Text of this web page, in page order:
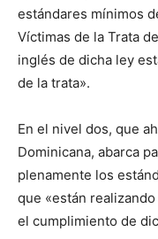
estándares mínimos
Víctimas de la Trata
inglés de dicha ley
de la trata».
En el nivel dos, que
Dominicana, abarca
plenamente los
que «están
el cumplimiento de